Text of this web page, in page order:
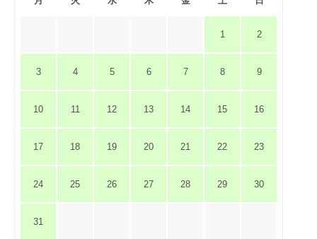
1 2
3 4 5 6 7 8 9
10 11 12 13 14 15 16
17 18 19 20 21 22 23
24 25 26 27 28 29 30
31